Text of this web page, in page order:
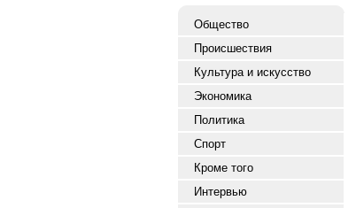
Общество
Происшествия
Культура и искусство
Экономика
Политика
Спорт
Кроме того
Интервью